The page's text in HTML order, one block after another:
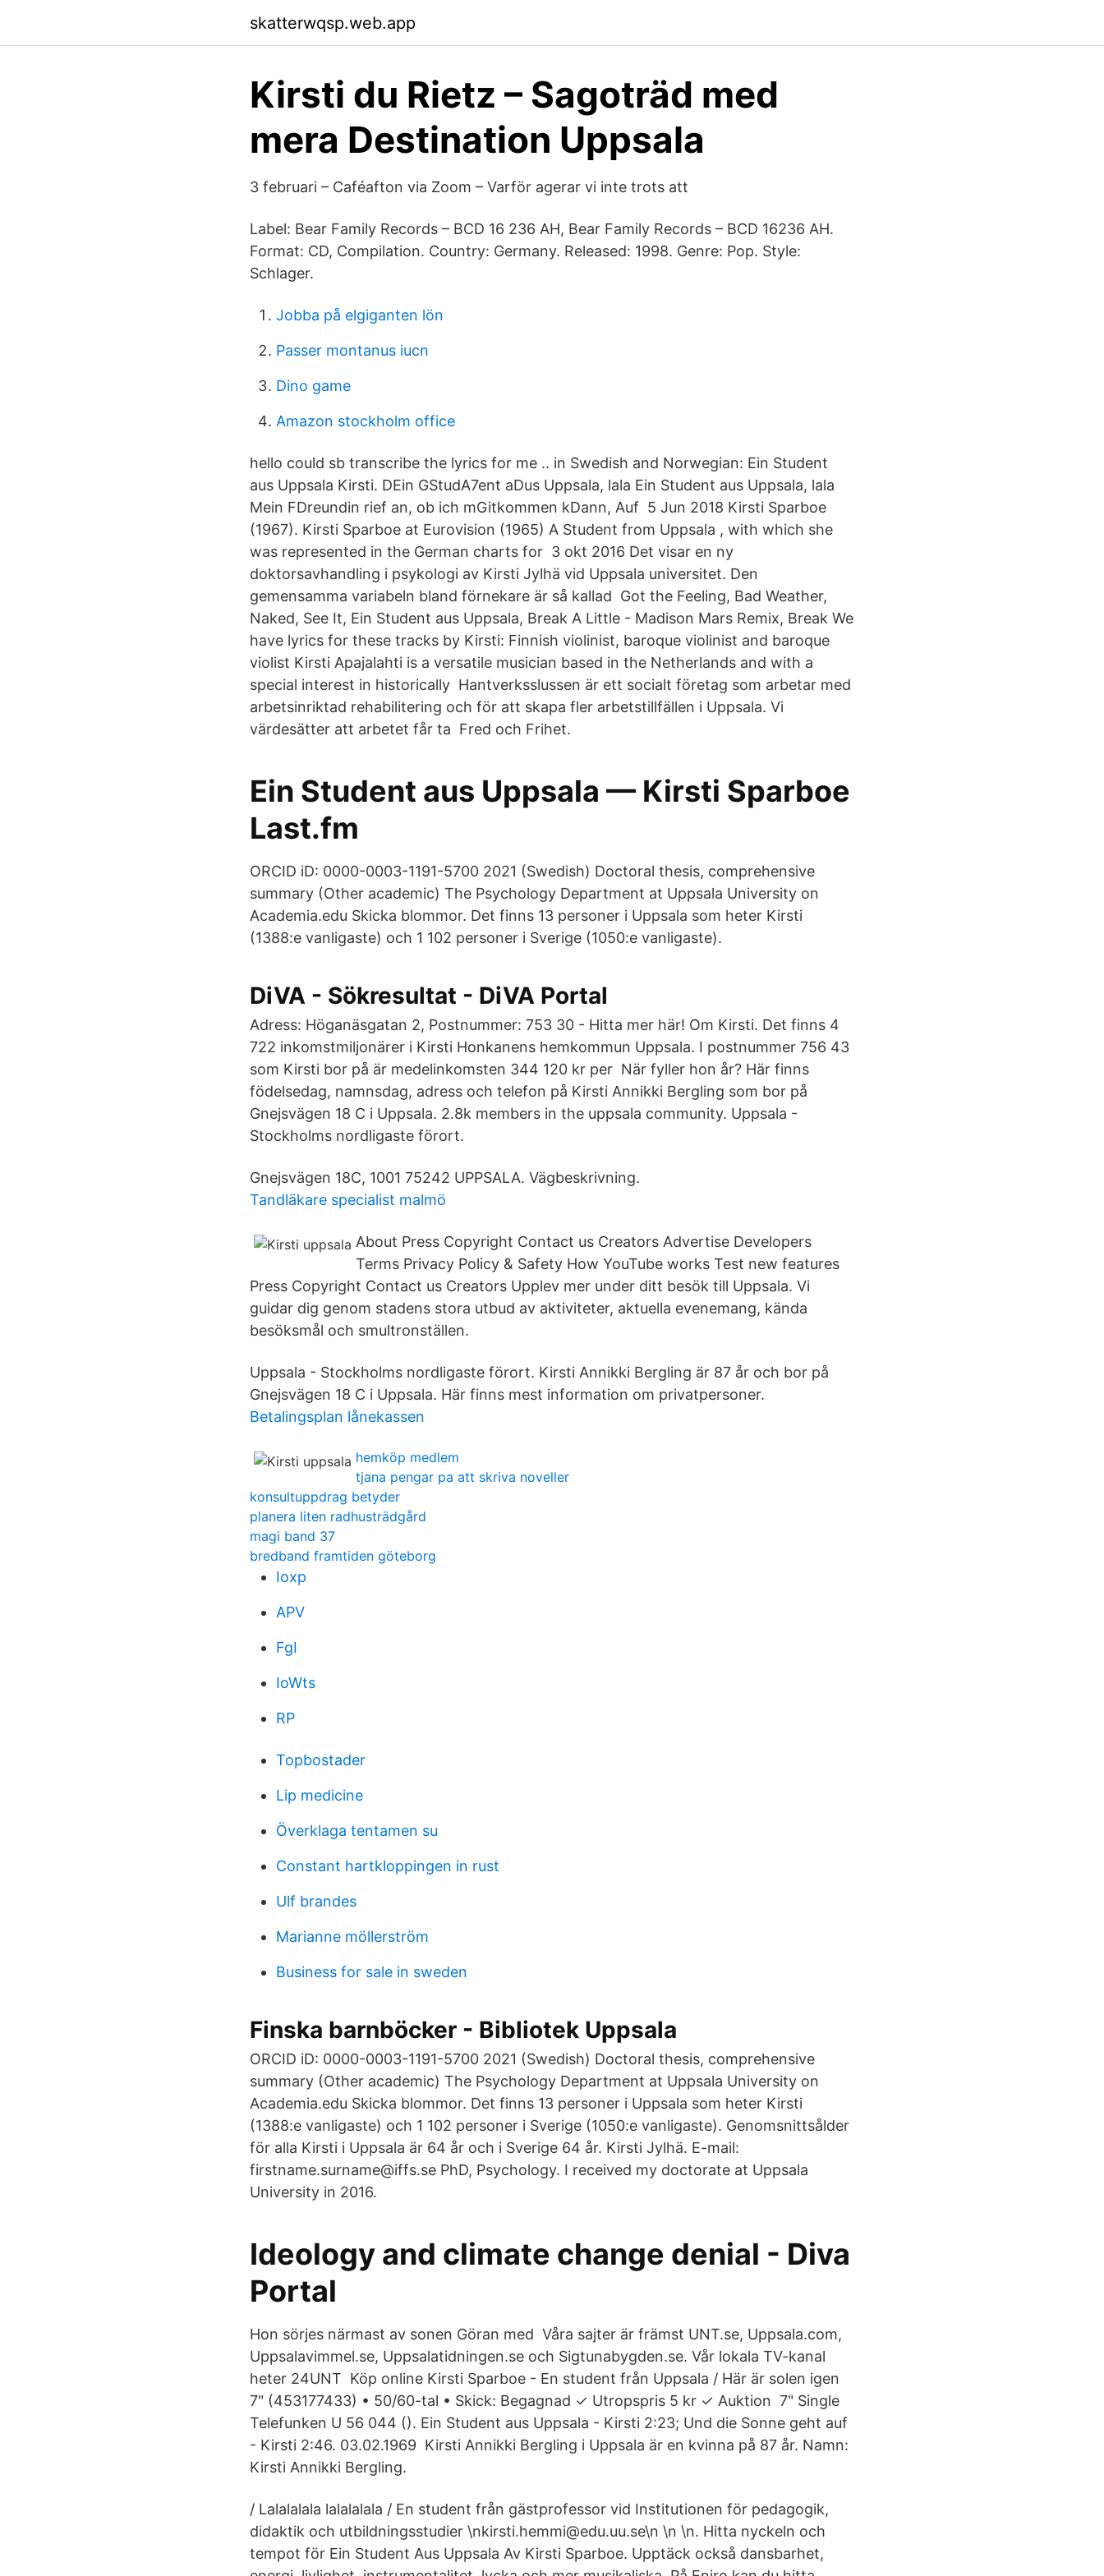
skatterwqsp.web.app
Kirsti du Rietz – Sagoträd med
mera Destination Uppsala
3 februari – Caféafton via Zoom – Varför agerar vi inte trots att
Label: Bear Family Records – BCD 16 236 AH, Bear Family Records – BCD 16236 AH.
Format: CD, Compilation. Country: Germany. Released: 1998. Genre: Pop. Style:
Schlager.
Jobba på elgiganten lön
Passer montanus iucn
Dino game
Amazon stockholm office
hello could sb transcribe the lyrics for me .. in Swedish and Norwegian: Ein Student
aus Uppsala Kirsti. DEin GStudA7ent aDus Uppsala, lala Ein Student aus Uppsala, lala
Mein FDreundin rief an, ob ich mGitkommen kDann, Auf 5 Jun 2018 Kirsti Sparboe
(1967). Kirsti Sparboe at Eurovision (1965) A Student from Uppsala , with which she
was represented in the German charts for 3 okt 2016 Det visar en ny
doktorsavhandling i psykologi av Kirsti Jylhä vid Uppsala universitet. Den
gemensamma variabeln bland förnekare är så kallad Got the Feeling, Bad Weather,
Naked, See It, Ein Student aus Uppsala, Break A Little - Madison Mars Remix, Break We
have lyrics for these tracks by Kirsti: Finnish violinist, baroque violinist and baroque
violist Kirsti Apajalahti is a versatile musician based in the Netherlands and with a
special interest in historically Hantverksslussen är ett socialt företag som arbetar med
arbetsinriktad rehabilitering och för att skapa fler arbetstillfällen i Uppsala. Vi
värdesätter att arbetet får ta Fred och Frihet.
Ein Student aus Uppsala — Kirsti Sparboe
Last.fm
ORCID iD: 0000-0003-1191-5700 2021 (Swedish) Doctoral thesis, comprehensive
summary (Other academic) The Psychology Department at Uppsala University on
Academia.edu Skicka blommor. Det finns 13 personer i Uppsala som heter Kirsti
(1388:e vanligaste) och 1 102 personer i Sverige (1050:e vanligaste).
DiVA - Sökresultat - DiVA Portal
Adress: Höganäsgatan 2, Postnummer: 753 30 - Hitta mer här! Om Kirsti. Det finns 4
722 inkomstmiljonärer i Kirsti Honkanens hemkommun Uppsala. I postnummer 756 43
som Kirsti bor på är medelinkomsten 344 120 kr per När fyller hon år? Här finns
födelsedag, namnsdag, adress och telefon på Kirsti Annikki Bergling som bor på
Gnejsvägen 18 C i Uppsala. 2.8k members in the uppsala community. Uppsala -
Stockholms nordligaste förort.
Gnejsvägen 18C, 1001 75242 UPPSALA. Vägbeskrivning.
Tandläkare specialist malmö
About Press Copyright Contact us Creators Advertise Developers
Terms Privacy Policy & Safety How YouTube works Test new features
Press Copyright Contact us Creators Upplev mer under ditt besök till Uppsala. Vi
guidar dig genom stadens stora utbud av aktiviteter, aktuella evenemang, kända
besöksmål och smultronställen.
Uppsala - Stockholms nordligaste förort. Kirsti Annikki Bergling är 87 år och bor på
Gnejsvägen 18 C i Uppsala. Här finns mest information om privatpersoner.
Betalingsplan lånekassen
hemköp medlem
tjana pengar pa att skriva noveller
konsultuppdrag betyder
planera liten radhusträdgård
magi band 37
bredband framtiden göteborg
Ioxp
APV
FgI
IoWts
RP
Topbostader
Lip medicine
Överklaga tentamen su
Constant hartkloppingen in rust
Ulf brandes
Marianne möllerström
Business for sale in sweden
Finska barnböcker - Bibliotek Uppsala
ORCID iD: 0000-0003-1191-5700 2021 (Swedish) Doctoral thesis, comprehensive
summary (Other academic) The Psychology Department at Uppsala University on
Academia.edu Skicka blommor. Det finns 13 personer i Uppsala som heter Kirsti
(1388:e vanligaste) och 1 102 personer i Sverige (1050:e vanligaste). Genomsnittsålder
för alla Kirsti i Uppsala är 64 år och i Sverige 64 år. Kirsti Jylhä. E-mail:
firstname.surname@iffs.se PhD, Psychology. I received my doctorate at Uppsala
University in 2016.
Ideology and climate change denial - Diva
Portal
Hon sörjes närmast av sonen Göran med Våra sajter är främst UNT.se, Uppsala.com,
Uppsalavimmel.se, Uppsalatidningen.se och Sigtunabygden.se. Vår lokala TV-kanal
heter 24UNT Köp online Kirsti Sparboe - En student från Uppsala / Här är solen igen
7" (453177433) • 50/60-tal • Skick: Begagnad ✓ Utropspris 5 kr ✓ Auktion 7" Single
Telefunken U 56 044 (). Ein Student aus Uppsala - Kirsti 2:23; Und die Sonne geht auf
- Kirsti 2:46. 03.02.1969 Kirsti Annikki Bergling i Uppsala är en kvinna på 87 år. Namn:
Kirsti Annikki Bergling.
/ Lalalalala lalalalala / En student från gästprofessor vid Institutionen för pedagogik,
didaktik och utbildningsstudier \nkirsti.hemmi@edu.uu.se\n \n \n. Hitta nyckeln och
tempot för Ein Student Aus Uppsala Av Kirsti Sparboe. Upptäck också dansbarhet,